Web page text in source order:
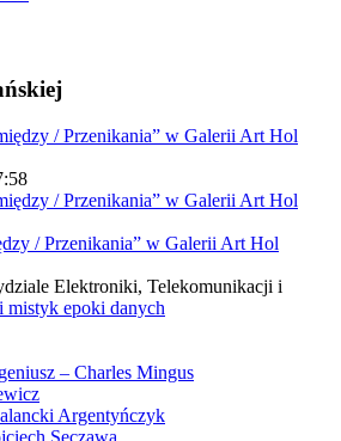
/ Przenikania” w Galerii Art Hol
Elektroniki, Telekomunikacji i
mistyk epoki danych
– Charles Mingus
Argentyńczyk